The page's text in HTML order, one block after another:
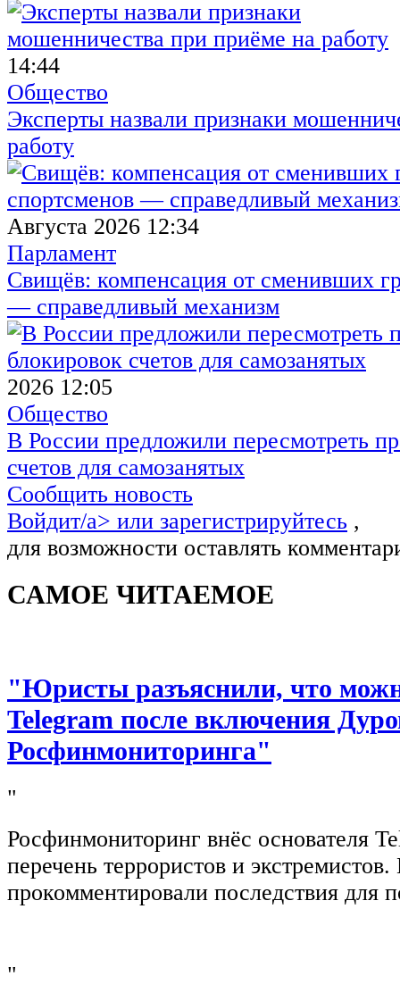
14:44
Общество
Эксперты назвали признаки
работу
Августа 2026 12:34
Парламент
Свищёв: компенсация от сменивших
— справедливый механизм
2026 12:05
Общество
В России предложили пересмотреть
счетов для самозанятых
Сообщить новость
Войдит/a> или зарегистрируйтесь ,
для возможности оставлять
САМОЕ ЧИТАЕМОЕ
"Юристы разъяснили, что
Telegram после включения
Росфинмониторинга"
"
Росфинмониторинг внёс основателя
перечень террористов и
прокомментировали последствия для
"